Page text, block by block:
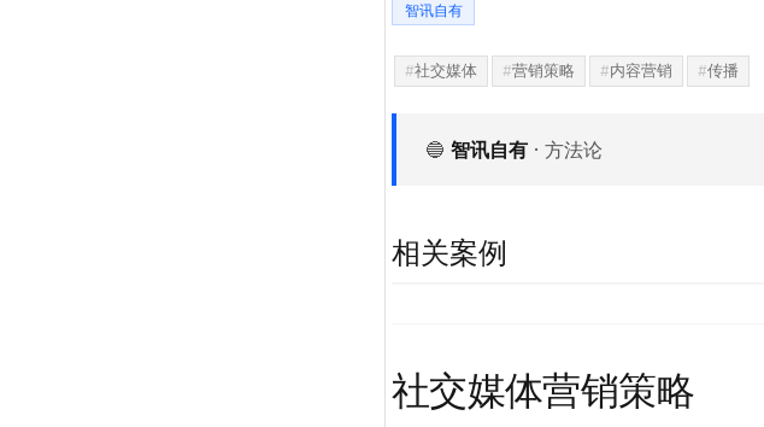
智讯自有
社交媒体 营销策略 内容营销 传播
🔵 智讯自有 · 方法论
相关案例
社交媒体营销策略